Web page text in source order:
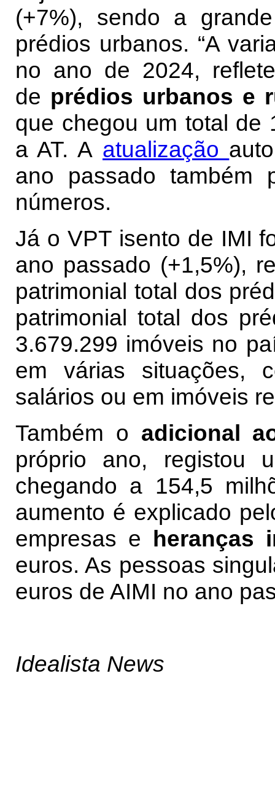
(+7%), sendo a
prédios urbanos. “A
no ano de 2024,
de prédios urbanos e
que chegou um total de
a AT. A atualização
ano passado também
números.
Já o VPT isento de IMI
ano passado (+1,5%),
patrimonial total dos
patrimonial total dos
3.679.299 imóveis no
em várias situações,
salários ou em imóveis
Também o adicional
próprio ano, registou
chegando a 154,5
aumento é explicado
empresas e heranças
euros. As pessoas
euros de AIMI no ano
Idealista News